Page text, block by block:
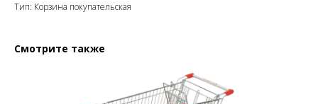
Тип: Корзина покупательская
Смотрите также